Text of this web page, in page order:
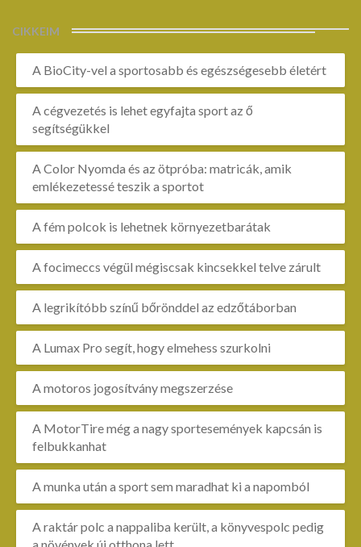
CIKKEIM
A BioCity-vel a sportosabb és egészségesebb életért
A cégvezetés is lehet egyfajta sport az ő
segítségükkel
A Color Nyomda és az ötpróba: matricák, amik
emlékezetessé teszik a sportot
A fém polcok is lehetnek környezetbarátak
A focimeccs végül mégiscsak kincsekkel telve zárult
A legrikítóbb színű bőrönddel az edzőtáborban
A Lumax Pro segít, hogy elmehess szurkolni
A motoros jogosítvány megszerzése
A MotorTire még a nagy sportesemények kapcsán is
felbukkanhat
A munka után a sport sem maradhat ki a napomból
A raktár polc a nappaliba került, a könyvespolc pedig